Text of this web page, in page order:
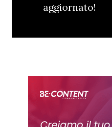
aggiornato!